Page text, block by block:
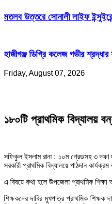
মতলব উত্তরে সোনালী লাইফ
হাজীগঞ্জ ডিগ্রি কলেজ গভীর
Friday, August 07, 2026
১৮০টি প্রাথমিক বিদ্যালয়
সফিকুল ইসলাম রানা : ১০ম গ্রেডসহ ৩ দফা
সরকারী প্রাথমিক বিদ্যালয়ে পাঠদান
এ বিষয়ে কথা হলে উপজেলা প্রাথমিক শিক্ষা
শিক্ষকদের দাবির মুখপাত্র প্রাথমিক শিক্ষক